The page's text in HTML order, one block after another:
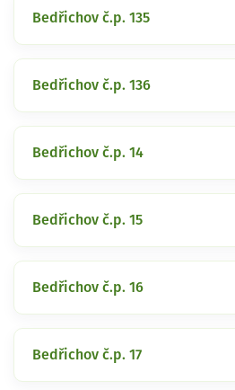
Bedřichov č.p. 135
Bedřichov č.p. 136
Bedřichov č.p. 14
Bedřichov č.p. 15
Bedřichov č.p. 16
Bedřichov č.p. 17